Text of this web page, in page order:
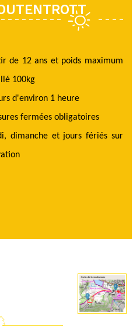
de 12 ans et poids maximum
100kg
d'environ 1 heure
fermées obligatoires
dimanche et jours fériés sur